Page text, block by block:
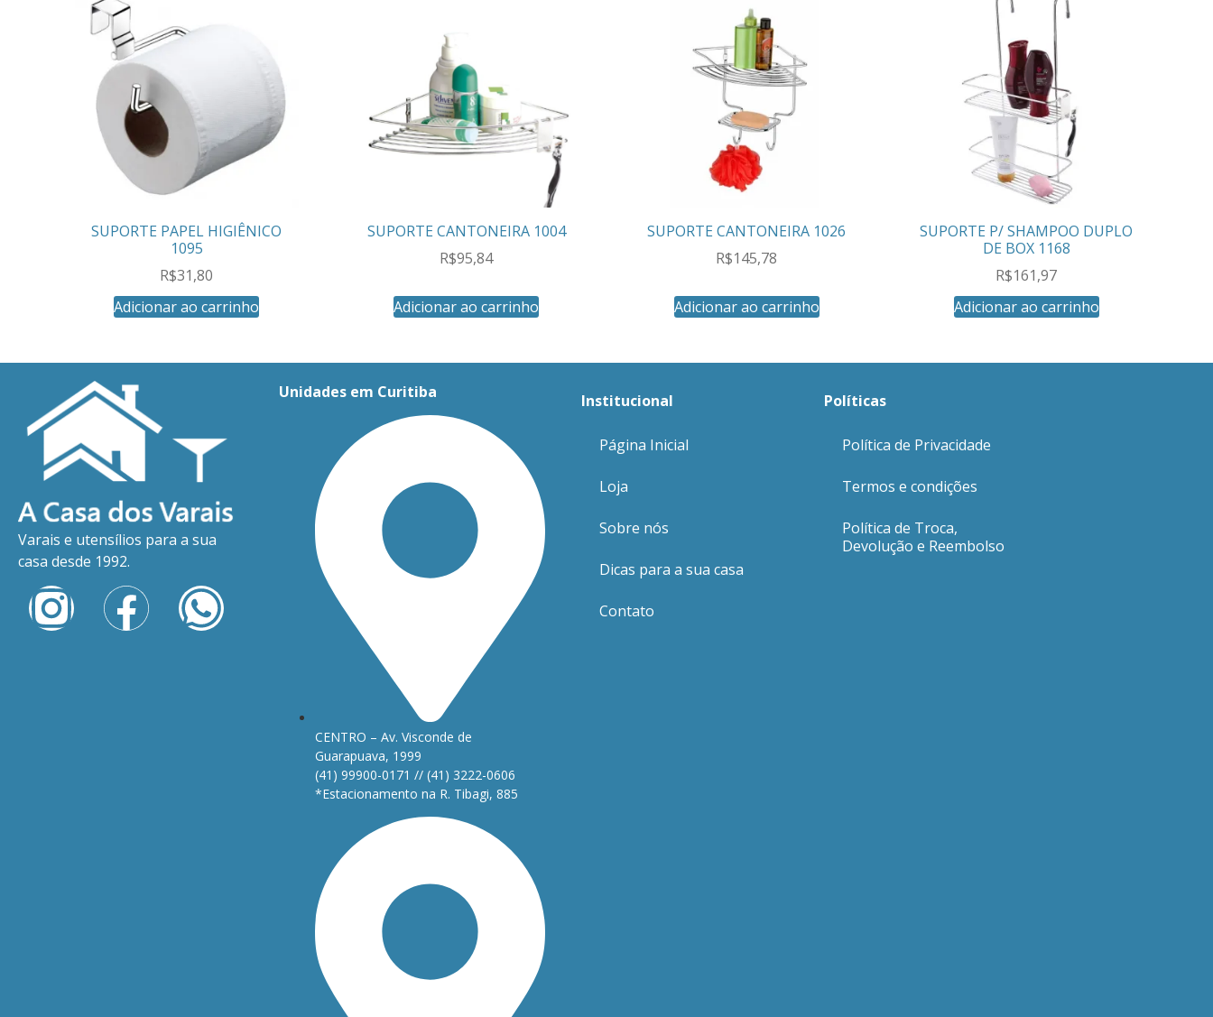
SUPORTE PAPEL HIGIÊNICO
1095
R$31,80
Adicionar ao carrinho
SUPORTE CANTONEIRA 1004
R$95,84
Adicionar ao carrinho
SUPORTE CANTONEIRA 1026
R$145,78
Adicionar ao carrinho
SUPORTE P/ SHAMPOO DUPLO
DE BOX 1168
R$161,97
Adicionar ao carrinho
Varais e utensílios para a sua
casa desde 1992.
Unidades em Curitiba
CENTRO – Av. Visconde de
Guarapuava, 1999
(41) 99900-0171 // (41) 3222-0606
*Estacionamento na R. Tibagi, 885
Institucional
Página Inicial
Loja
Sobre nós
Dicas para a sua casa
Contato
Políticas
Política de Privacidade
Termos e condições
Política de Troca,
Devolução e Reembolso